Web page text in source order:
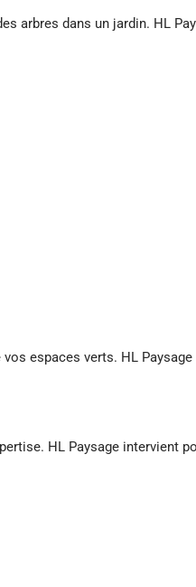
arbres dans un jardin. HL
espaces verts. HL
HL Paysage intervient